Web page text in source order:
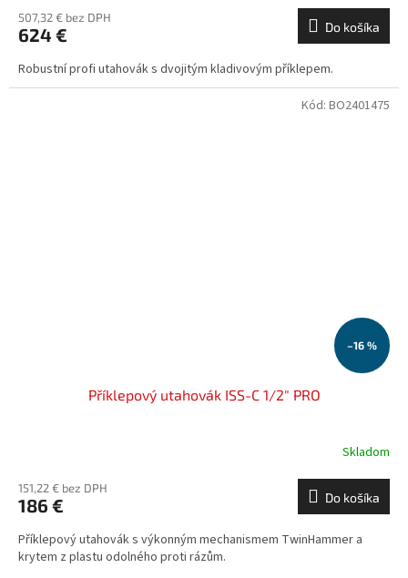
507,32 € bez DPH
624 € Do košíka
Robustní profi utahovák s dvojitým kladivovým příklepem.
–16 %
Příklepový utahovák ISS-C 1/2" PRO
Skladom
151,22 € bez DPH
186 € Do košíka
Příklepový utahovák s výkonným mechanismem TwinHammer a
krytem z plastu odolného proti rázům.
Kód: BO2401475